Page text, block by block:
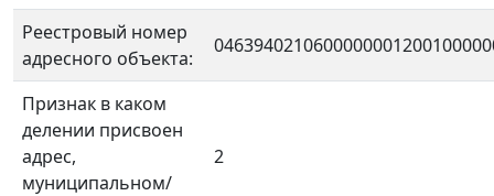
Реестровый номер
адресного объекта:
Признак в каком
делении присвоен
адрес,
муниципальном/
2